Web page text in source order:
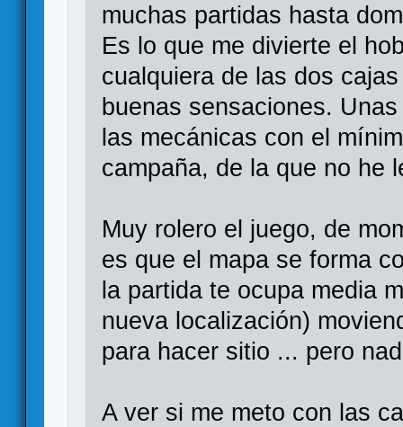
muchas partidas hasta
Es lo que me divierte el
cualquiera de las dos
buenas sensaciones.
las mecánicas con el
campaña, de la que no he
Muy rolero el juego, de
es que el mapa se forma
la partida te ocupa media
nueva localización)
para hacer sitio ... pero
A ver si me meto con las